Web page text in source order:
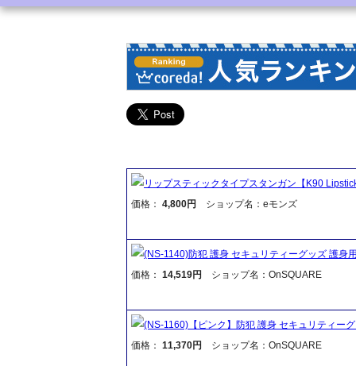
リップスティックタイプスタンガン【K90
価格： 4,800円 ショップ名：eモンズ
(NS-1140)防犯 護身 セキュリティーグッズ 護身
価格： 14,519円 ショップ名：OnSQUARE
(NS-1160)【ピンク】防犯 護身 セキュリティー
価格： 11,370円 ショップ名：OnSQUARE